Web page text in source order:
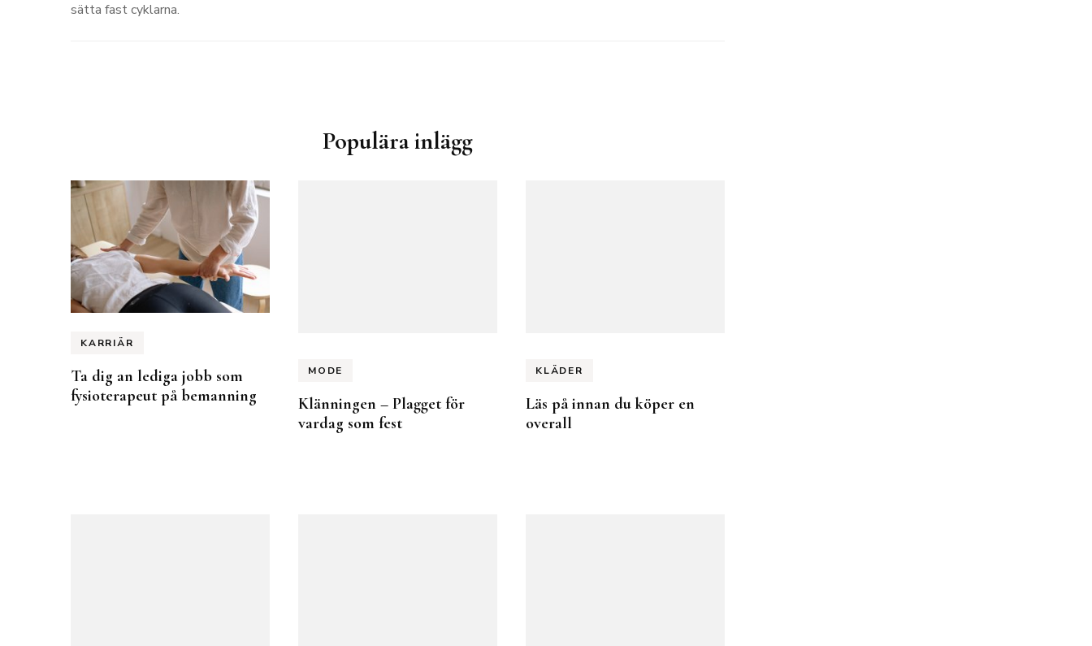
sätta fast cyklarna.
Populära inlägg
KARRIÄR
Ta dig an lediga jobb som
fysioterapeut på bemanning
MODE
Klänningen – Plagget för
vardag som fest
KLÄDER
Läs på innan du köper en
overall